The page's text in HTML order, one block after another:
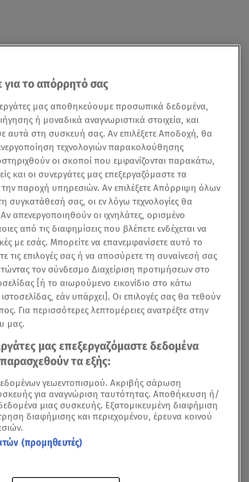
για το απόρρητό σας
μας αποθηκεύουμε προσωπικά δεδομένα,
ή μοναδικά αναγνωριστικά στοιχεία, και
αυτά στη συσκευή σας. Αν επιλέξετε Αποδοχή, θα
τεχνολογιών παρακολούθησης
οι σκοποί που εμφανίζονται παρακάτω,
και οι συνεργάτες μας επεξεργαζόμαστε τα
παροχή υπηρεσιών. Αν επιλέξετε Απόρριψη όλων
συγκατάθεσή σας, οι εν λόγω τεχνολογίες θα
απενεργοποιηθούν οι ιχνηλάτες, ορισμένο
από τις διαφημίσεις που βλέπετε ενδέχεται να
με εσάς. Μπορείτε να επανεμφανίσετε αυτό το
τις επιλογές σας ή να αποσύρετε τη συναίνεσή σας
τον σύνδεσμο Διαχείριση προτιμήσεων στο
[ή το αιωρούμενο εικονίδιο στο κάτω
εάν υπάρχει]. Οι επιλογές σας θα τεθούν
Για περισσότερες λεπτομέρειες ανατρέξτε στην
μας.
μας επεξεργαζόμαστε δεδομένα
τα εξής:
γεωεντοπισμού. Ακριβής σάρωση
για αναγνώριση ταυτότητας. Αποθήκευση ή/
μιας συσκευής. Εξατομικευμένη διαφήμιση
διαφήμισης και περιεχομένου, έρευνα κοινού
(προμηθευτές)